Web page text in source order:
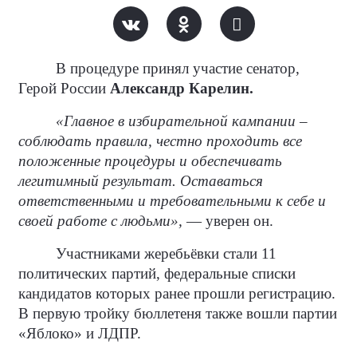
В процедуре принял участие сенатор,
Герой России Александр Карелин.
«Главное в избирательной кампании –
соблюдать правила, честно проходить все
положенные процедуры и обеспечивать
легитимный результат. Оставаться
ответственными и требовательными к себе и
своей работе с людьми», — уверен он.
Участниками жеребьёвки стали 11
политических партий, федеральные списки
кандидатов которых ранее прошли регистрацию.
В первую тройку бюллетеня также вошли партии
«Яблоко» и ЛДПР.